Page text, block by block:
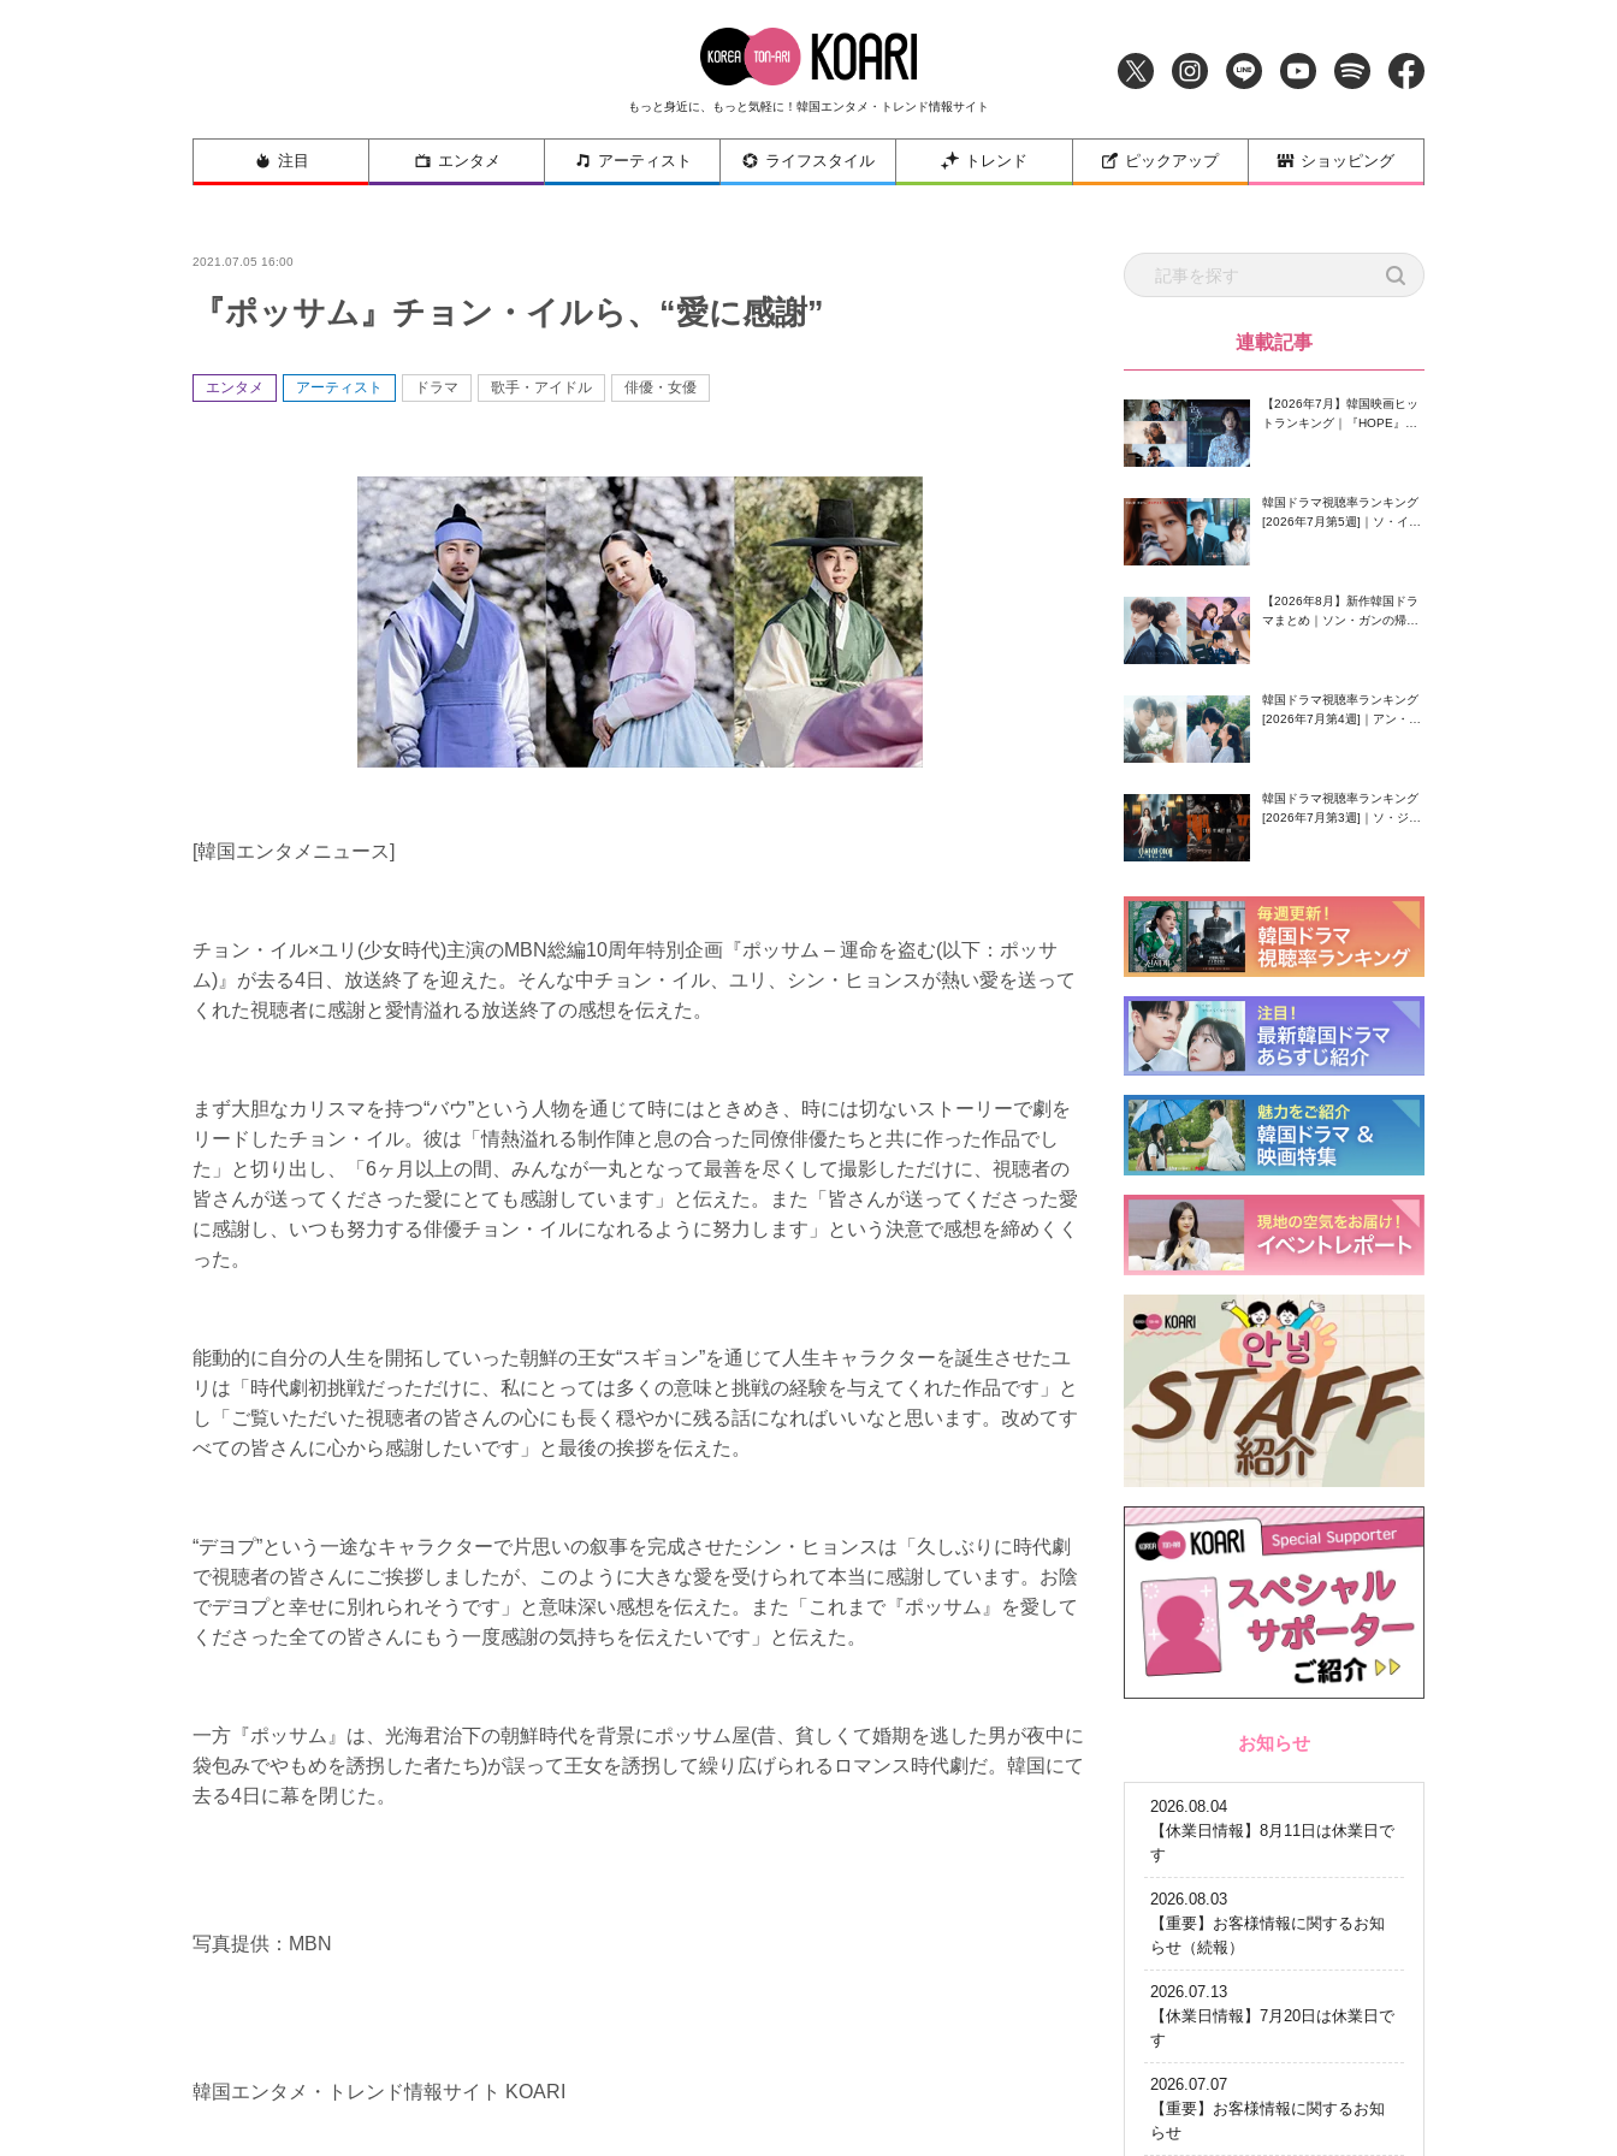
もっと身近に、もっと気軽に！韓国エンタメ・トレンド情報サイト
注目 エンタメ アーティスト ライフスタイル トレンド ピックアップ ショッピング
2021.07.05 16:00
『ポッサム』チョン・イルら、“愛に感謝”
エンタメ アーティスト ドラマ 歌手・アイドル 俳優・女優
[韓国エンタメニュース]
チョン・イル×ユリ(少女時代)主演のMBN総編10周年特別企画『ポッサム – 運命を盗む(以下：ポッサ
ム)』が去る4日、放送終了を迎えた。そんな中チョン・イル、ユリ、シン・ヒョンスが熱い愛を送って
くれた視聴者に感謝と愛情溢れる放送終了の感想を伝えた。
まず大胆なカリスマを持つ“バウ”という人物を通じて時にはときめき、時には切ないストーリーで劇を
リードしたチョン・イル。彼は「情熱溢れる制作陣と息の合った同僚俳優たちと共に作った作品でし
た」と切り出し、「6ヶ月以上の間、みんなが一丸となって最善を尽くして撮影しただけに、視聴者の
皆さんが送ってくださった愛にとても感謝しています」と伝えた。また「皆さんが送ってくださった愛
に感謝し、いつも努力する俳優チョン・イルになれるように努力します」という決意で感想を締めくく
った。
能動的に自分の人生を開拓していった朝鮮の王女“スギョン”を通じて人生キャラクターを誕生させたユ
リは「時代劇初挑戦だっただけに、私にとっては多くの意味と挑戦の経験を与えてくれた作品です」と
し「ご覧いただいた視聴者の皆さんの心にも長く穏やかに残る話になればいいなと思います。改めてす
べての皆さんに心から感謝したいです」と最後の挨拶を伝えた。
“デヨプ”という一途なキャラクターで片思いの叙事を完成させたシン・ヒョンスは「久しぶりに時代劇
で視聴者の皆さんにご挨拶しましたが、このように大きな愛を受けられて本当に感謝しています。お陰
でデヨプと幸せに別れられそうです」と意味深い感想を伝えた。また「これまで『ポッサム』を愛して
くださった全ての皆さんにもう一度感謝の気持ちを伝えたいです」と伝えた。
一方『ポッサム』は、光海君治下の朝鮮時代を背景にポッサム屋(昔、貧しくて婚期を逃した男が夜中に
袋包みでやもめを誘拐した者たち)が誤って王女を誘拐して繰り広げられるロマンス時代劇だ。韓国にて
去る4日に幕を閉じた。
写真提供：MBN
韓国エンタメ・トレンド情報サイト KOARI
連載記事
【2026年7月】韓国映画ヒッ
トランキング｜『HOPE』が
韓国ドラマ視聴率ランキング
[2026年7月第5週]｜ソ・イン
【2026年8月】新作韓国ドラ
マまとめ｜ソン・ガンの帰
韓国ドラマ視聴率ランキング
[2026年7月第4週]｜アン・ヒ
韓国ドラマ視聴率ランキング
[2026年7月第3週]｜ソ・ジソ
お知らせ
2026.08.04
【休業日情報】8月11日は休業日で
す
2026.08.03
【重要】お客様情報に関するお知
らせ（続報）
2026.07.13
【休業日情報】7月20日は休業日で
す
2026.07.07
【重要】お客様情報に関するお知
らせ